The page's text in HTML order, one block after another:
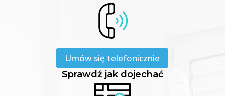
Umów się telefonicznie
Sprawdź jak dojechać